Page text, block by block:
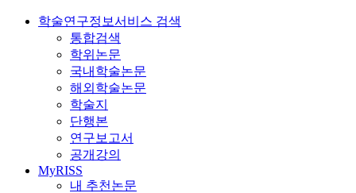
학술연구정보서비스 검색
통합검색
학위논문
국내학술논문
해외학술논문
학술지
단행본
연구보고서
공개강의
MyRISS
내 추천논문